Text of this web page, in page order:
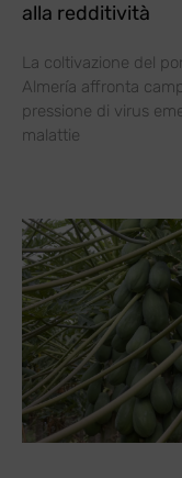
alla redditività
La coltivazione del
Almería affronta
pressione di virus
malattie